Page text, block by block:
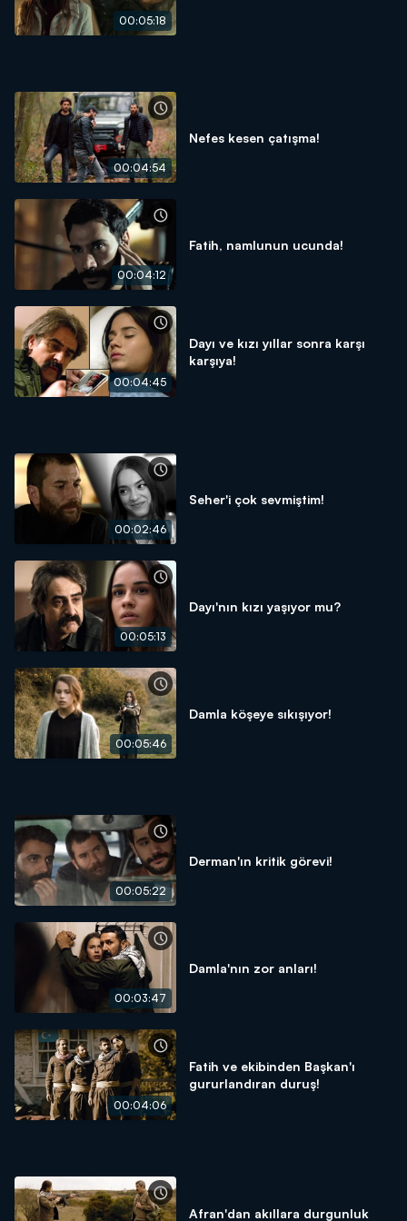
00:05:18
00:04:54
Nefes kesen çatışma!
00:04:12
Fatih, namlunun ucunda!
00:04:45
Dayı ve kızı yıllar sonra karşı
karşıya!
00:02:46
Seher'i çok sevmiştim!
00:05:13
Dayı'nın kızı yaşıyor mu?
00:05:46
Damla köşeye sıkışıyor!
00:05:22
Derman'ın kritik görevi!
00:03:47
Damla'nın zor anları!
00:04:06
Fatih ve ekibinden Başkan'ı
gururlandıran duruş!
Afran'dan akıllara durgunluk